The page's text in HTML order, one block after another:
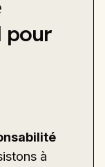
pour
à